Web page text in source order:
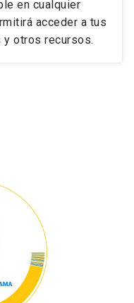
en cualquier
acceder a tus
otros recursos.